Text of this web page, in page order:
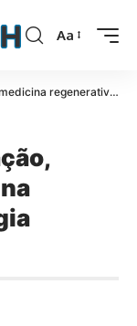
Aa
na cirurgia plástica